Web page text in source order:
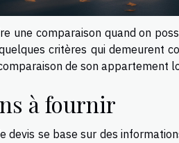
une comparaison quand on
critères qui demeurent
de son appartement
à fournir
devis se base sur des